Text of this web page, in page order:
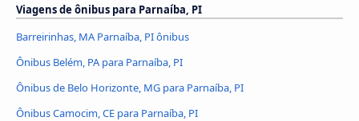
Viagens de ônibus para Parnaíba, PI
Barreirinhas, MA Parnaíba, PI ônibus
Ônibus Belém, PA para Parnaíba, PI
Ônibus de Belo Horizonte, MG para Parnaíba, PI
Ônibus Camocim, CE para Parnaíba, PI